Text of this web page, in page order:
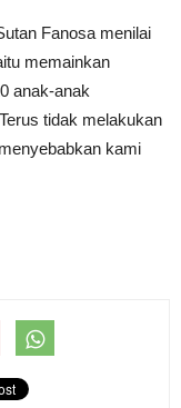
Fanosa menilai
memainkan
anak-anak
tidak melakukan
kami